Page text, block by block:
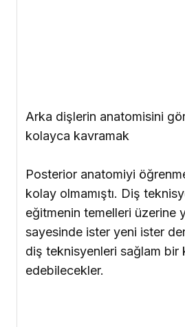
Arka dişlerin anatomisini
kolayca kavramak
Posterior anatomiyi
kolay olmamıştı. Diş
eğitmenin temelleri üzerine
sayesinde ister yeni ister
diş teknisyenleri sağlam bir
edebilecekler.